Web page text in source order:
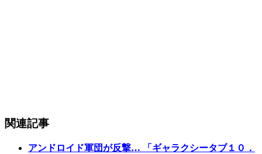
関連記事
アンドロイド軍団が反撃… 「ギャラクシータブ１０．